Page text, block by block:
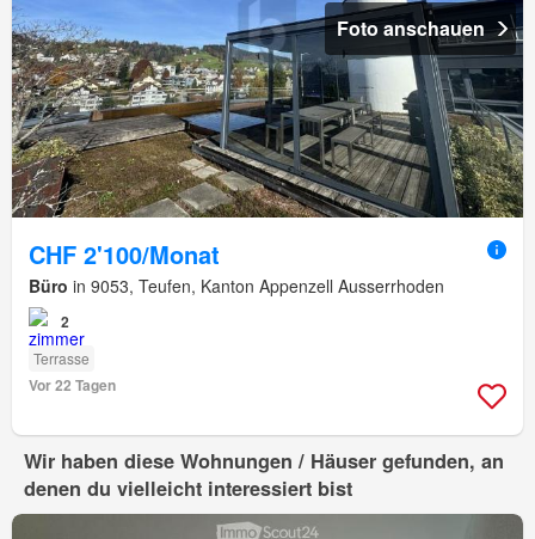
Foto anschauen
CHF 2'100/Monat
Büro in 9053, Teufen, Kanton Appenzell Ausserrhoden
2
Terrasse
Vor 22 Tagen
Wir haben diese Wohnungen / Häuser gefunden, an
denen du vielleicht interessiert bist